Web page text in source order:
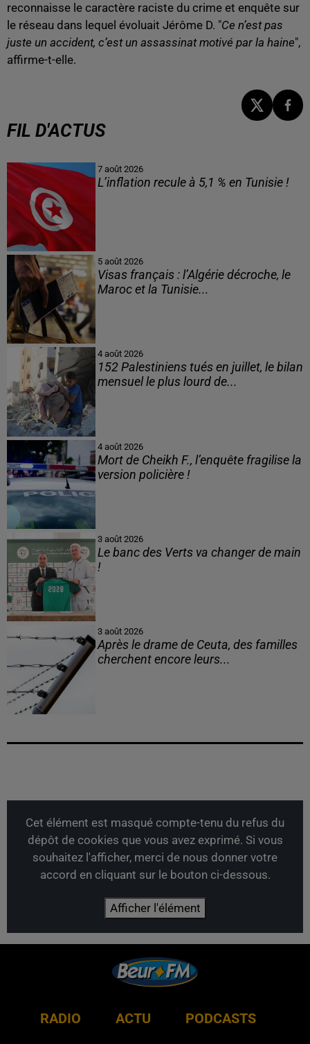
reconnaisse le caractère raciste du crime et enquête sur
le réseau dans lequel évoluait Jérôme D. "Ce n’est pas
juste un accident, c’est un assassinat motivé par la haine",
affirme-t-elle.
FIL D'ACTUS
7 août 2026
L’inflation recule à 5,1 % en Tunisie !
5 août 2026
Visas français : l’Algérie décroche, le
Maroc et la Tunisie...
4 août 2026
152 Palestiniens tués en juillet, le bilan
mensuel le plus lourd de...
4 août 2026
Mort de Cheikh F., l’enquête fragilise la
version policière !
3 août 2026
Le banc des Verts va changer de main
!
3 août 2026
Après le drame de Ceuta, des familles
cherchent encore leurs...
Cet élément est masqué compte-tenu du refus du
dépôt de cookies que vous avez exprimé. Si vous
souhaitez l'afficher, merci de nous donner votre
accord en cliquant sur le bouton ci-dessous.
Afficher l'élément
RADIO ACTU PODCASTS